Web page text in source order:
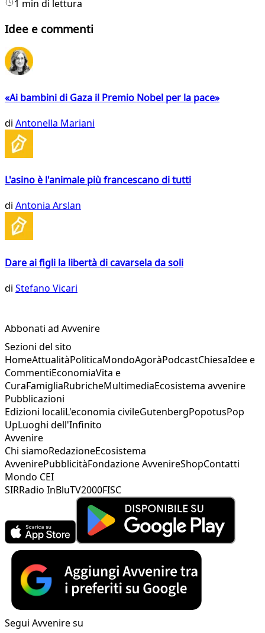
1 min di lettura
Idee e commenti
«Ai bambini di Gaza il Premio Nobel per la pace»
di Antonella Mariani
L'asino è l'animale più francescano di tutti
di Antonia Arslan
Dare ai figli la libertà di cavarsela da soli
di Stefano Vicari
Abbonati ad Avvenire
Sezioni del sito
HomeAttualitàPoliticaMondoAgoràPodcastChiesaIdee e
CommentiEconomiaVita e
CuraFamigliaRubricheMultimediaEcosistema avvenire
Pubblicazioni
Edizioni localiL'economia civileGutenbergPopotusPop
UpLuoghi dell'Infinito
Avvenire
Chi siamoRedazioneEcosistema
AvvenirePubblicitàFondazione AvvenireShopContatti
Mondo CEI
SIRRadio InBluTV2000FISC
Segui Avvenire su